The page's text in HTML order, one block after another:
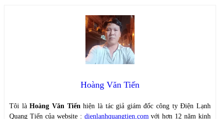
Hoàng Văn Tiến
Tôi làHoàng Văn Tiến hiện là tác giả giám đốc công ty Điện Lạnh
Quang Tiến của website : dienlanhquangtien.com với hơn 12 năm kinh